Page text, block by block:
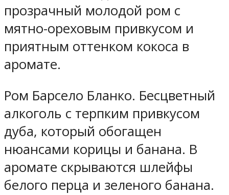
прозрачный молодой ром с
мятно-ореховым привкусом и
приятным оттенком кокоса в
аромате.
Ром Барсело Бланко. Бесцветный
алкоголь с терпким привкусом
дуба, который обогащен
нюансами корицы и банана. В
аромате скрываются шлейфы
белого перца и зеленого банана.